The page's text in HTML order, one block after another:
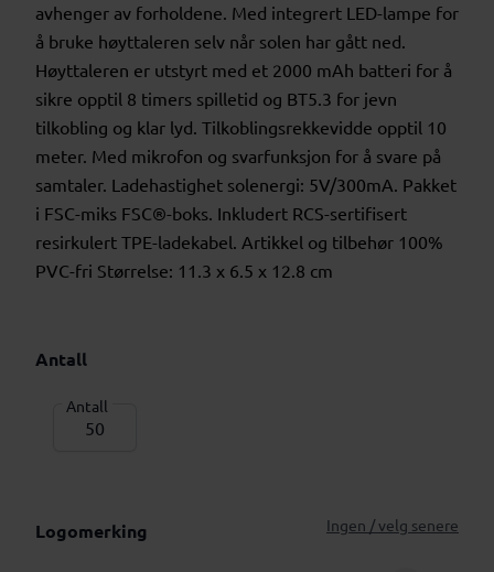
avhenger av forholdene. Med integrert LED-lampe for
å bruke høyttaleren selv når solen har gått ned.
Høyttaleren er utstyrt med et 2000 mAh batteri for å
sikre opptil 8 timers spilletid og BT5.3 for jevn
tilkobling og klar lyd. Tilkoblingsrekkevidde opptil 10
meter. Med mikrofon og svarfunksjon for å svare på
samtaler. Ladehastighet solenergi: 5V/300mA. Pakket
i FSC-miks FSC®-boks. Inkludert RCS-sertifisert
resirkulert TPE-ladekabel. Artikkel og tilbehør 100%
PVC-fri Størrelse: 11.3 x 6.5 x 12.8 cm
Antall
Antall
Logomerking Ingen / velg senere